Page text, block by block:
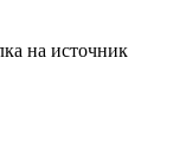
на источник